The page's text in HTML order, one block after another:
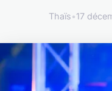
Thaïs•17